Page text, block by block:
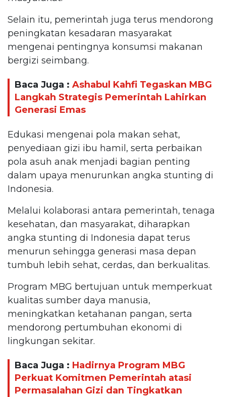
Selain itu, pemerintah juga terus mendorong
peningkatan kesadaran masyarakat
mengenai pentingnya konsumsi makanan
bergizi seimbang.
Baca Juga : Ashabul Kahfi Tegaskan MBG
Langkah Strategis Pemerintah Lahirkan
Generasi Emas
Edukasi mengenai pola makan sehat,
penyediaan gizi ibu hamil, serta perbaikan
pola asuh anak menjadi bagian penting
dalam upaya menurunkan angka stunting di
Indonesia.
Melalui kolaborasi antara pemerintah, tenaga
kesehatan, dan masyarakat, diharapkan
angka stunting di Indonesia dapat terus
menurun sehingga generasi masa depan
tumbuh lebih sehat, cerdas, dan berkualitas.
Program MBG bertujuan untuk memperkuat
kualitas sumber daya manusia,
meningkatkan ketahanan pangan, serta
mendorong pertumbuhan ekonomi di
lingkungan sekitar.
Baca Juga : Hadirnya Program MBG
Perkuat Komitmen Pemerintah atasi
Permasalahan Gizi dan Tingkatkan